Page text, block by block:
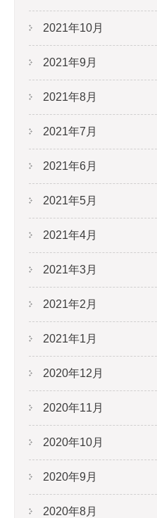
2021年10月
2021年9月
2021年8月
2021年7月
2021年6月
2021年5月
2021年4月
2021年3月
2021年2月
2021年1月
2020年12月
2020年11月
2020年10月
2020年9月
2020年8月